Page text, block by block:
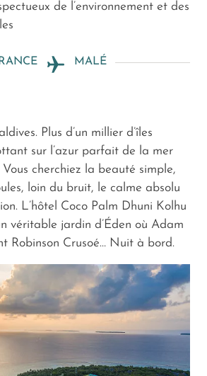
de l’environnement et des
MALÉ
Plus d’un millier d’îles
sur l’azur parfait de la mer
cherchiez la beauté simple,
loin du bruit, le calme absolu
L’hôtel Coco Palm Dhuni Kolhu
véritable jardin d’Éden où Adam
Robinson Crusoé… Nuit à bord.